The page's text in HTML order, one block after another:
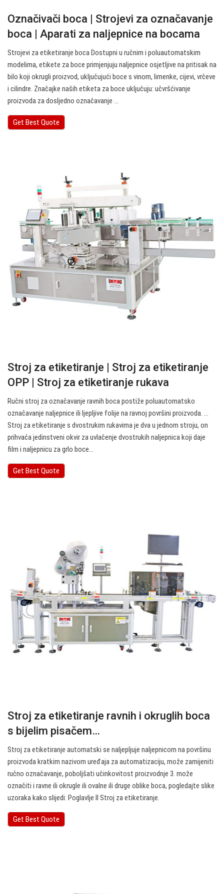
Označivači boca | Strojevi za označavanje
boca | Aparati za naljepnice na bocama
Strojevi za etiketiranje boca Dostupni u ručnim i poluautomatskim
modelima, etikete za boce primjenjuju naljepnice osjetljive na pritisak na
bilo koji okrugli proizvod, uključujući boce s vinom, limenke, cijevi, vrčeve
i cilindre. Značajke naših etiketa za boce uključuju: učvršćivanje
proizvoda za dosljedno označavanje ...
Get Best Quote
Stroj za etiketiranje | Stroj za etiketiranje
OPP | Stroj za etiketiranje rukava
Ručni stroj za označavanje ravnih boca postiže poluautomatsko
označavanje naljepnice ili ljepljive folije na ravnoj površini proizvoda. …
Stroj za etiketiranje s dvostrukim rukavima je dva u jednom stroju, on
prihvaća jedinstveni okvir za uvlačenje dvostrukih naljepnica koji daje
film i naljepnicu za grlo boce…
Get Best Quote
Stroj za etiketiranje ravnih i okruglih boca
s bijelim pisačem…
Stroj za etiketiranje automatski se naljepljuje naljepnicom na površinu
proizvoda kratkim nazivom uređaja za automatizaciju, može zamijeniti
ručno označavanje, poboljšati učinkovitost proizvodnje 3. može
označiti i ravne ili okrugle ili ovalne ili druge oblike boca, pogledajte slike
uzoraka kako slijedi: Poglavlje II Stroj za etiketiranje.
Get Best Quote